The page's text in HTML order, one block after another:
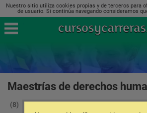
Nuestro sitio utiliza cookies propias y de terceros para
de usuario. Si continúa navegando consideramos
Maestrías de derechos
(8)